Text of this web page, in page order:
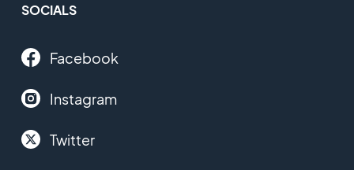
SOCIALS
Facebook
Instagram
Twitter